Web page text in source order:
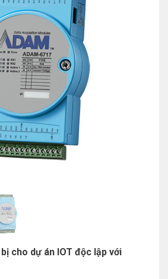
cho dự án IOT độc lập với